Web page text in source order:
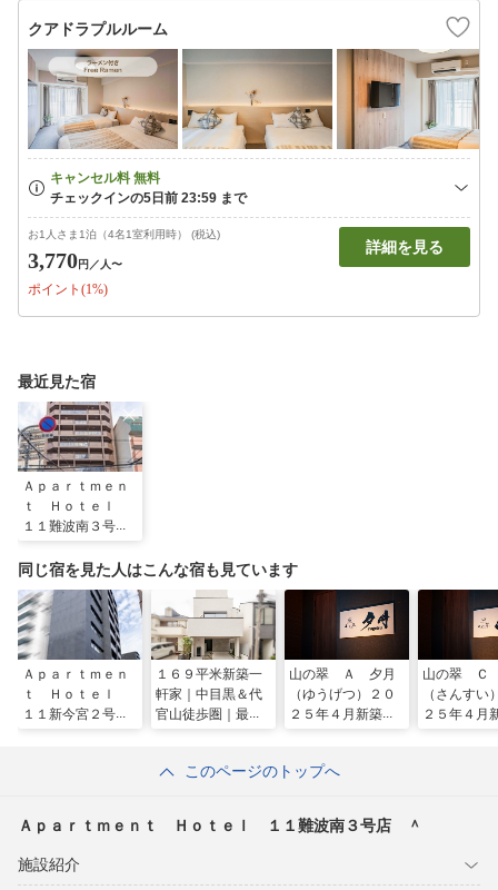
クアドラプルルーム
お1人さま1泊（4名1室利用時） (税込)
3,770円 ／人〜
ポイント(1%)
詳細を見る
最近見た宿
Ａｐａｒｔｍｅｎ
ｔ Ｈｏｔｅｌ
１１難波南３号
同じ宿を見た人はこんな宿も見ています
Ａｐａｒｔｍｅｎ
ｔ Ｈｏｔｅｌ
１１新今宮２号
１６９平米新築一
軒家｜中目黒＆代
官山徒歩圏｜最大
以上１回無料／民
山の翠 Ａ 夕月
（ゆうげつ）２０
２５年４月新築オ
山の翠 Ｃ
（さんすい
２５年４月
このページのトップへ
Ａｐａｒｔｍｅｎｔ Ｈｏｔｅｌ １１難波南３号店 ＾
施設紹介